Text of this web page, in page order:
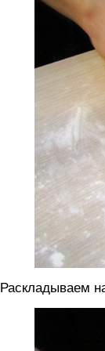
Раскладываем